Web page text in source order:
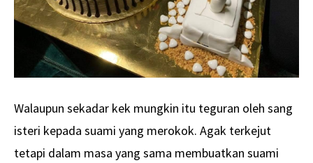
Walaupun sekadar kek mungkin itu teguran oleh sang
isteri kepada suami yang merokok. Agak terkejut
tetapi dalam masa yang sama membuatkan suami